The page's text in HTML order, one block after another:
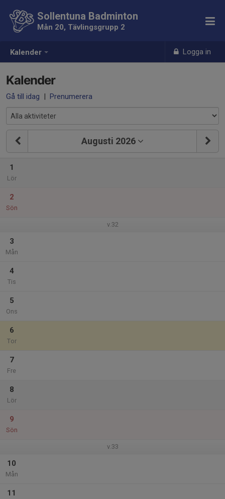
Kalender Logga in
Sollentuna Badminton
Mån 20, Tävlingsgrupp 2
Kalender
Gå till idag | Prenumerera
Augusti 2026
1
Lör
2
Sön
v.32
3
Mån
4
Tis
5
Ons
6
Tor
7
Fre
8
Lör
9
Sön
v.33
10
Mån
11